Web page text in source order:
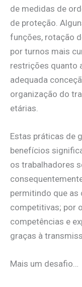
de medidas de
de proteção.
funções, rotação
por turnos mais
restrições quanto
adequada
organização do
etárias.
Estas práticas de
benefícios
os trabalhadores
permitindo que as
competitivas; por
competências e
graças à
Mais um desafio…